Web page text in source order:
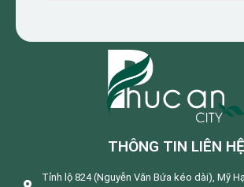
THÔNG TIN LIÊN HỆ
Tỉnh lộ 824 (Nguyễn Văn Bứa kéo dài), Mỹ